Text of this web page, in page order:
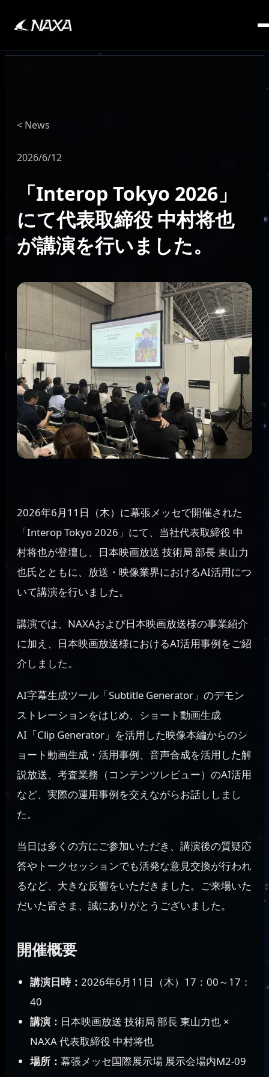
News
2026/6/12
「Interop Tokyo 2026」
にて代表取締役 中村将也
が講演を行いました。
2026年6月11日（木）に幕張メッセで開催された
「Interop Tokyo 2026」にて、当社代表取締役 中
村将也が登壇し、日本映画放送 技術局 部長 東山力
也氏とともに、放送・映像業界におけるAI活用につ
いて講演を行いました。
講演では、NAXAおよび日本映画放送様の事業紹介
に加え、日本映画放送様におけるAI活用事例をご紹
介しました。
AI字幕生成ツール「Subtitle Generator」のデモン
ストレーションをはじめ、ショート動画生成
AI「Clip Generator」を活用した映像本編からのシ
ョート動画生成・活用事例、音声合成を活用した解
説放送、考査業務（コンテンツレビュー）のAI活用
など、実際の運用事例を交えながらお話ししまし
た。
当日は多くの方にご参加いただき、講演後の質疑応
答やトークセッションでも活発な意見交換が行われ
るなど、大きな反響をいただきました。ご来場いた
だいた皆さま、誠にありがとうございました。
開催概要
講演日時：2026年6月11日（木）17：00～17：
40
講演： 日本映画放送 技術局 部長 東山力也 ×
NAXA 代表取締役 中村将也
場所：幕張メッセ国際展示場 展示会場内M2-09